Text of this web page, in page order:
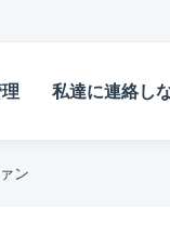
私達に連絡し
ン